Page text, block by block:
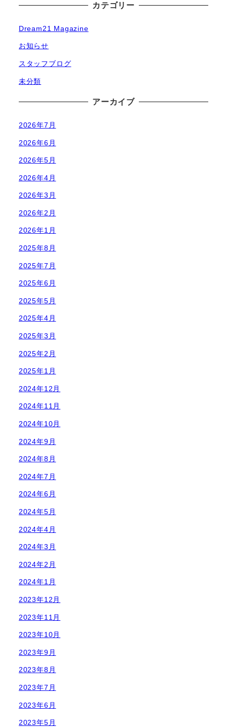
カテゴリー
Dream21 Magazine
お知らせ
スタッフブログ
未分類
アーカイブ
2026年7月
2026年6月
2026年5月
2026年4月
2026年3月
2026年2月
2026年1月
2025年8月
2025年7月
2025年6月
2025年5月
2025年4月
2025年3月
2025年2月
2025年1月
2024年12月
2024年11月
2024年10月
2024年9月
2024年8月
2024年7月
2024年6月
2024年5月
2024年4月
2024年3月
2024年2月
2024年1月
2023年12月
2023年11月
2023年10月
2023年9月
2023年8月
2023年7月
2023年6月
2023年5月